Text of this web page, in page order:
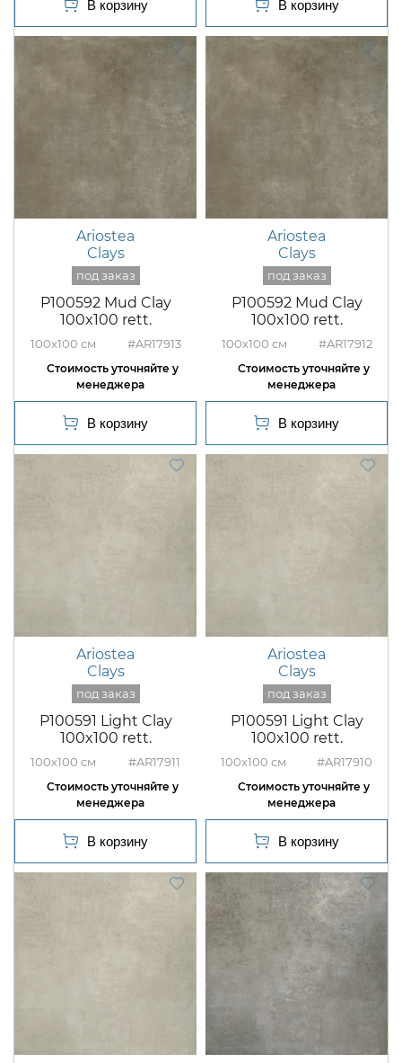
Ariostea
Clays
P100592 Mud Clay
100x100 rett.
100x100 #AR17913
Ariostea
Clays
P100592 Mud Clay
100x100 rett.
100x100 #AR17912
Ariostea
Clays
P100591 Light Clay
100x100 rett.
100x100 #AR17911
Ariostea
Clays
P100591 Light Clay
100x100 rett.
100x100 #AR17910